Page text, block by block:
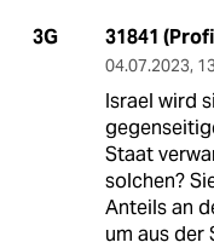
3G 31841
04.07.2023,
Israel wird
Staat
solchen?
Anteils an
um aus der